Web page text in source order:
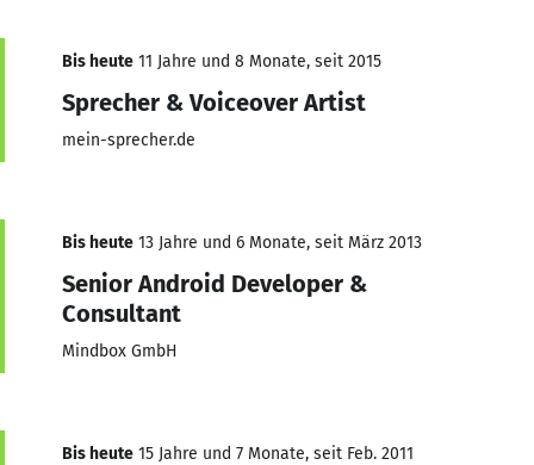
Bis heute 11 Jahre und 8 Monate, seit 2015
Sprecher & Voiceover Artist
mein-sprecher.de
Bis heute 13 Jahre und 6 Monate, seit März 2013
Senior Android Developer &
Consultant
Mindbox GmbH
Bis heute 15 Jahre und 7 Monate, seit Feb. 2011